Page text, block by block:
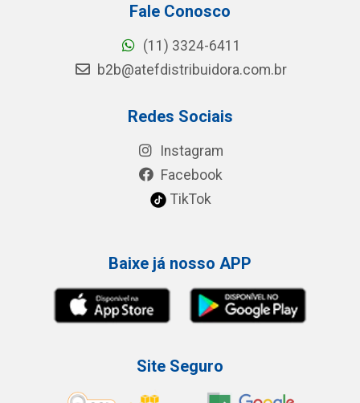
Fale Conosco
(11) 3324-6411
b2b@atefdistribuidora.com.br
Redes Sociais
Instagram
Facebook
TikTok
Baixe já nosso APP
Site Seguro